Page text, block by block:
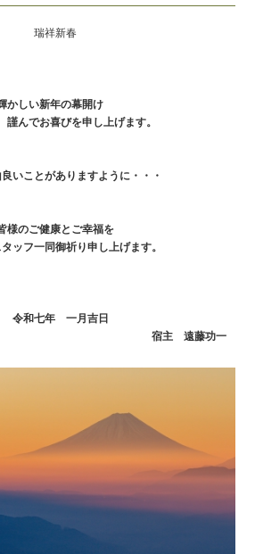
瑞祥新春
かしい新年の幕開け
喜びを申し上げます。
いことがありますように・・・
様のご健康とご幸福を
一同御祈り申し上げます。
令和七年 一月吉日
遠藤功一